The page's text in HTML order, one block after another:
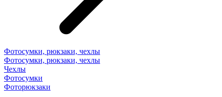
Фотосумки, рюкзаки, чехлы
Фотосумки, рюкзаки, чехлы
Чехлы
Фотосумки
Фоторюкзаки